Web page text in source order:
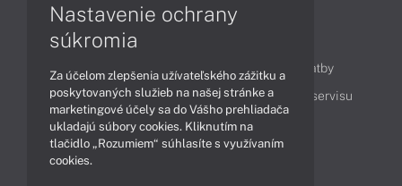
Ako nakupovať
Možnosti doručenia a platby
Podpora a servis
Servisné služby Cenník servisu
Kontakty
Nastavenie ochrany
súkromia
Za účelom zlepšenia užívateľského zážitku a
poskytovaných služieb na našej stránke a
marketingové účely sa do Vášho prehliadača
ukladajú súbory cookies. Kliknutím na
tlačidlo „Rozumiem“ súhlasíte s využívaním
cookies.